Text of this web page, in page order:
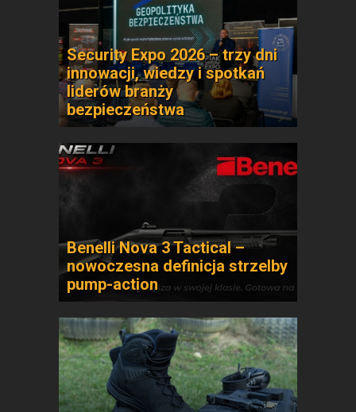
Security Expo 2026 – trzy dni
innowacji, wiedzy i spotkań
liderów branży
bezpieczeństwa
Benelli Nova 3 Tactical –
nowoczesna definicja strzelby
pump-action